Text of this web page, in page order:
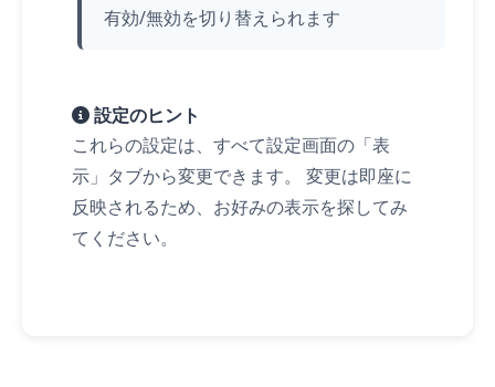
有効/無効を切り替えられます
設定のヒント
これらの設定は、すべて設定画面の「表
示」タブから変更できます。 変更は即座に
反映されるため、お好みの表示を探してみ
てください。